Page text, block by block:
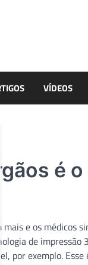
VÍDEOS
é
e os
de
por exemplo.